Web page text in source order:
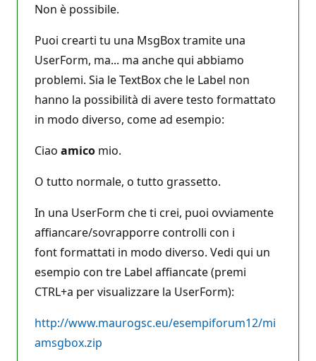
Non è possibile.
Puoi crearti tu una MsgBox tramite una
UserForm, ma... ma anche qui abbiamo
problemi. Sia le TextBox che le Label non
hanno la possibilità di avere testo formattato
in modo diverso, come ad esempio:
Ciao amico mio.
O tutto normale, o tutto grassetto.
In una UserForm che ti crei, puoi ovviamente
affiancare/sovrapporre controlli con i
font formattati in modo diverso. Vedi qui un
esempio con tre Label affiancate (premi
CTRL+a per visualizzare la UserForm):
http://www.maurogsc.eu/esempiforum12/mi
amsgbox.zip